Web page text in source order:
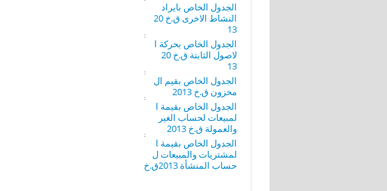
الجدول الخاص بايراد
النشاط الاخرى ق.خ 20
13
الجدول الخاص بحركة ا
لاصول الثابتة ق.خ 20
13
الجدول الخاص بقيم ال
مخزون ق.خ 2013
الجدول الخاص بقيمة ا
لمبيعات لحساب الغير
والعمولة ق.خ 2013
الجدول الخاص بقيمة ا
لمشتريات والمبيعات ل
حساب المنشأة 2013ق.خ